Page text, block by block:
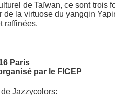
de Taïwan, ce sont trois
de la virtuose du yangqin
raffinées.
Paris
par le FICEP
Jazzycolors: